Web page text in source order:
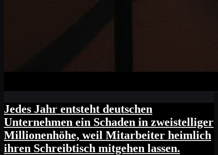
Jedes Jahr entsteht deutschen
Unternehmen ein Schaden in zweistelliger
Millionenhöhe, weil Mitarbeiter heimlich
ihren Schreibtisch mitgehen lassen.